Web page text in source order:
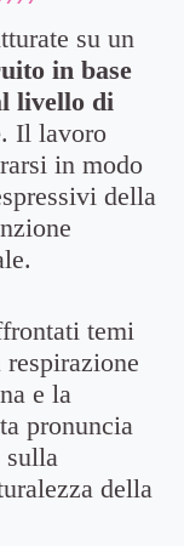
su un
in base
livello di
. Il lavoro
in modo
della
temi
e la
pronuncia
sulla
della